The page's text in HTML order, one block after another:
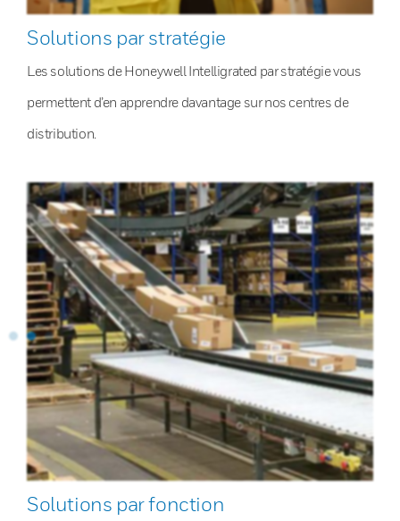
Solutions par stratégie
Les solutions de Honeywell Intelligrated par stratégie vous
permettent d’en apprendre davantage sur nos centres de
distribution.
Solutions par fonction